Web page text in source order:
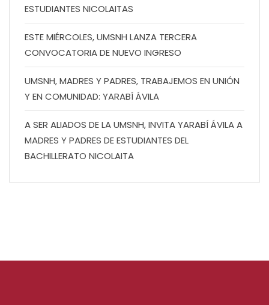
ESTUDIANTES NICOLAITAS
ESTE MIÉRCOLES, UMSNH LANZA TERCERA
CONVOCATORIA DE NUEVO INGRESO
UMSNH, MADRES Y PADRES, TRABAJEMOS EN UNIÓN
Y EN COMUNIDAD: YARABÍ ÁVILA
A SER ALIADOS DE LA UMSNH, INVITA YARABÍ ÁVILA A
MADRES Y PADRES DE ESTUDIANTES DEL
BACHILLERATO NICOLAITA